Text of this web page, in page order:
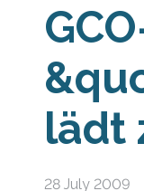
lädt
28 July 2009